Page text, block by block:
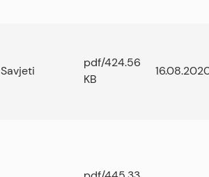
Savjeti
pdf/424.56
KB